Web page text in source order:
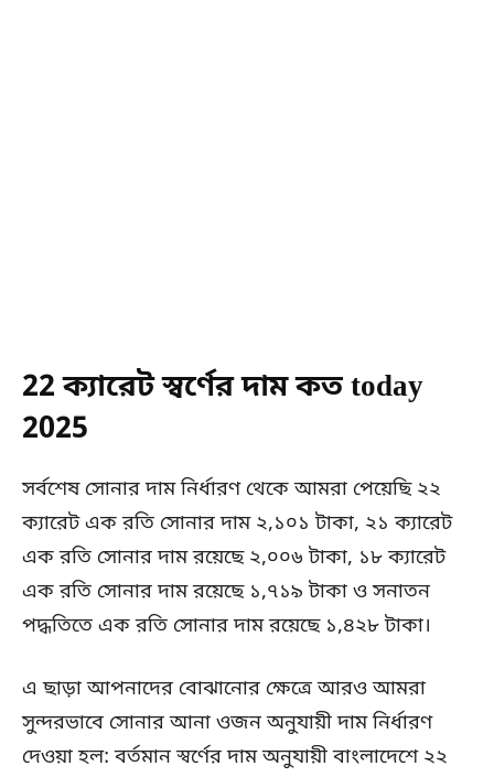
22 ক্যারেট স্বর্ণের দাম কত today
2025
সর্বশেষ সোনার দাম নির্ধারণ থেকে আমরা পেয়েছি ২২
ক্যারেট এক রতি সোনার দাম ২,১০১ টাকা, ২১ ক্যারেট
এক রতি সোনার দাম রয়েছে ২,০০৬ টাকা, ১৮ ক্যারেট
এক রতি সোনার দাম রয়েছে ১,৭১৯ টাকা ও সনাতন
পদ্ধতিতে এক রতি সোনার দাম রয়েছে ১,৪২৮ টাকা।
এ ছাড়া আপনাদের বোঝানোর ক্ষেত্রে আরও আমরা
সুন্দরভাবে সোনার আনা ওজন অনুযায়ী দাম নির্ধারণ
দেওয়া হল: বর্তমান স্বর্ণের দাম অনুযায়ী বাংলাদেশে ২২